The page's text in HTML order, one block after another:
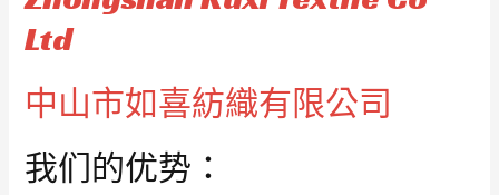
Ltd
中山市如喜紡織有限公司
我们的优势：